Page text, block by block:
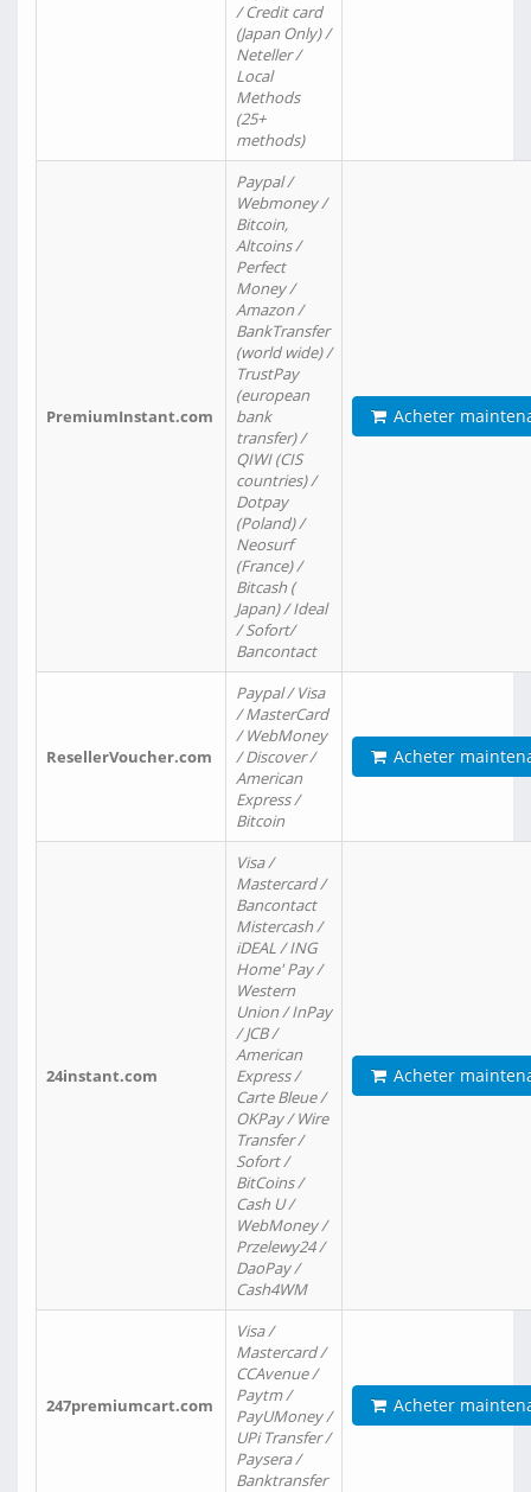
/ Credit card
(Japan Only) /
Neteller /
Local
Methods
(25+
methods)
PremiumInstant.com
Paypal /
Webmoney /
Bitcoin,
Altcoins /
Perfect
Money /
Amazon /
BankTransfer
(world wide) /
TrustPay
(european
bank
transfer) /
QIWI (CIS
countries) /
Dotpay
(Poland) /
Neosurf
(France) /
Bitcash (
Japan) / Ideal
/ Sofort/
Bancontact
Acheter
ResellerVoucher.com
Paypal / Visa
/ MasterCard
/ WebMoney
/ Discover /
American
Express /
Bitcoin
Acheter
24instant.com
Visa /
Mastercard /
Bancontact
Mistercash /
iDEAL / ING
Home' Pay /
Western
Union / InPay
/ JCB /
American
Express /
Carte Bleue /
OKPay / Wire
Transfer /
Sofort /
BitCoins /
Cash U /
WebMoney /
Przelewy24 /
DaoPay /
Cash4WM
Acheter
247premiumcart.com
Visa /
Mastercard /
CCAvenue /
Paytm /
PayUMoney /
UPi Transfer /
Paysera /
Banktransfer
Acheter